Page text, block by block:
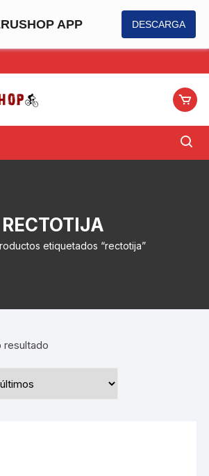
APP DESCARGA
RECTOTIJA
etiquetados “rectotija”
resultado